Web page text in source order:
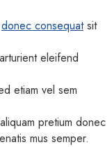
donec consequatsit
eleifend
etiam vel sem
pretium donec
mus semper.